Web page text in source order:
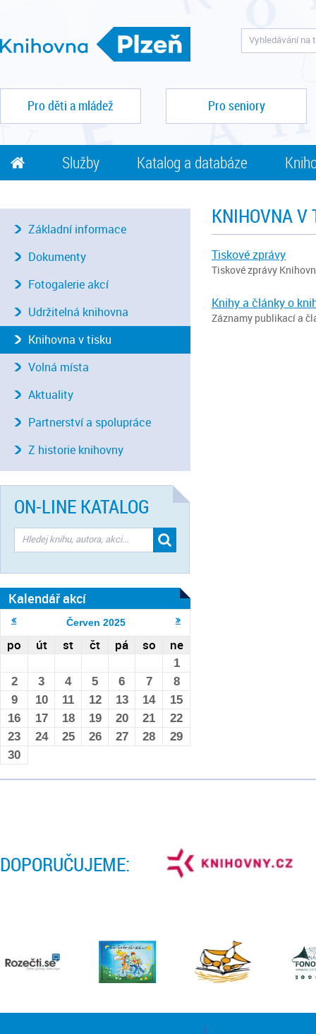
Pro děti a mládež Pro seniory
Služby Katalog a databáze
KNIHOVNA V
Tiskové zprávy
Tiskové zprávy
Knihy a články o
Záznamy publikací a
Základní informace
Dokumenty
Fotogalerie akcí
Udržitelná knihovna
Knihovna v tisku
Volná místa
Aktuality
Partnerství a spolupráce
Z historie knihovny
ON-LINE KATALOG
Kalendář akcí
Červen 2025
po út st čt pá so ne
1
2
3 4 5 6 7
8
9
10 11 12 13 14
15
16
17 18 19 20 21
22
23
24 25 26 27 28
29
30
DOPORUČUJEME: